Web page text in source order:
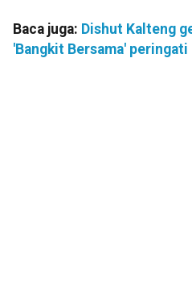
Baca juga: Dishut Kalteng
'Bangkit Bersama'